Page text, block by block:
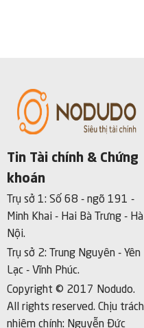
Tin Tài chính & Chứng
khoán
Trụ sở 1: Số 68 - ngõ 191 -
Minh Khai - Hai Bà Trưng - Hà
Nội.
Trụ sở 2: Trung Nguyên - Yên
Lạc - Vĩnh Phúc.
Copyright © 2017 Nodudo.
All rights reserved. Chịu trách
nhiệm chính: Nguyễn Đức